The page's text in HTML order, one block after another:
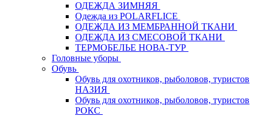
ОДЕЖДА ЗИМНЯЯ
Одежда из POLARFLICE
ОДЕЖДА ИЗ МЕМБРАННОЙ ТКАНИ
ОДЕЖДА ИЗ СМЕСОВОЙ ТКАНИ
ТЕРМОБЕЛЬЕ НОВА-ТУР
Головные уборы
Обувь
Обувь для охотников, рыболовов, туристов
НАЗИЯ
Обувь для охотников, рыболовов, туристов
РОКС